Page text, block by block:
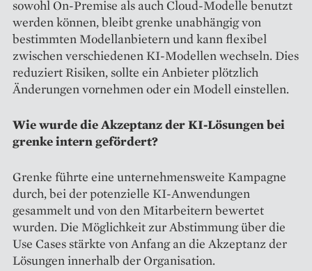
sowohl On-Premise als auch Cloud-Modelle benutzt
werden können, bleibt grenke unabhängig von
bestimmten Modellanbietern und kann flexibel
zwischen verschiedenen KI-Modellen wechseln. Dies
reduziert Risiken, sollte ein Anbieter plötzlich
Änderungen vornehmen oder ein Modell einstellen.
Wie wurde die Akzeptanz der KI-Lösungen bei
grenke intern gefördert?
Grenke führte eine unternehmensweite Kampagne
durch, bei der potenzielle KI-Anwendungen
gesammelt und von den Mitarbeitern bewertet
wurden. Die Möglichkeit zur Abstimmung über die
Use Cases stärkte von Anfang an die Akzeptanz der
Lösungen innerhalb der Organisation.